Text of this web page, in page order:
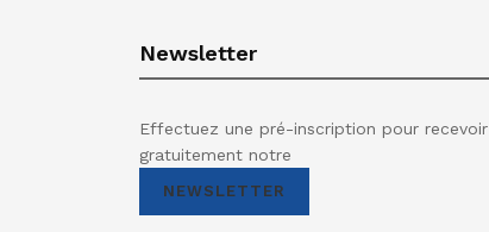
Newsletter
Effectuez une pré-inscription pour recevoir
gratuitement notre
NEWSLETTER